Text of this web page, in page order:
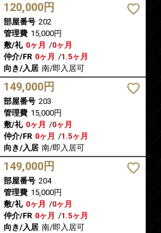
120,000円
部屋番号 202
管理費 15,000円
敷/礼 0ヶ月 /0ヶ月
仲介/FR 0ヶ月 /1.5ヶ月
向き/入居 南/即入居可
149,000円
部屋番号 203
管理費 15,000円
敷/礼 0ヶ月 /0ヶ月
仲介/FR 0ヶ月 /1.5ヶ月
向き/入居 南/即入居可
149,000円
部屋番号 204
管理費 15,000円
敷/礼 0ヶ月 /0ヶ月
仲介/FR 0ヶ月 /1.5ヶ月
向き/入居 南/即入居可